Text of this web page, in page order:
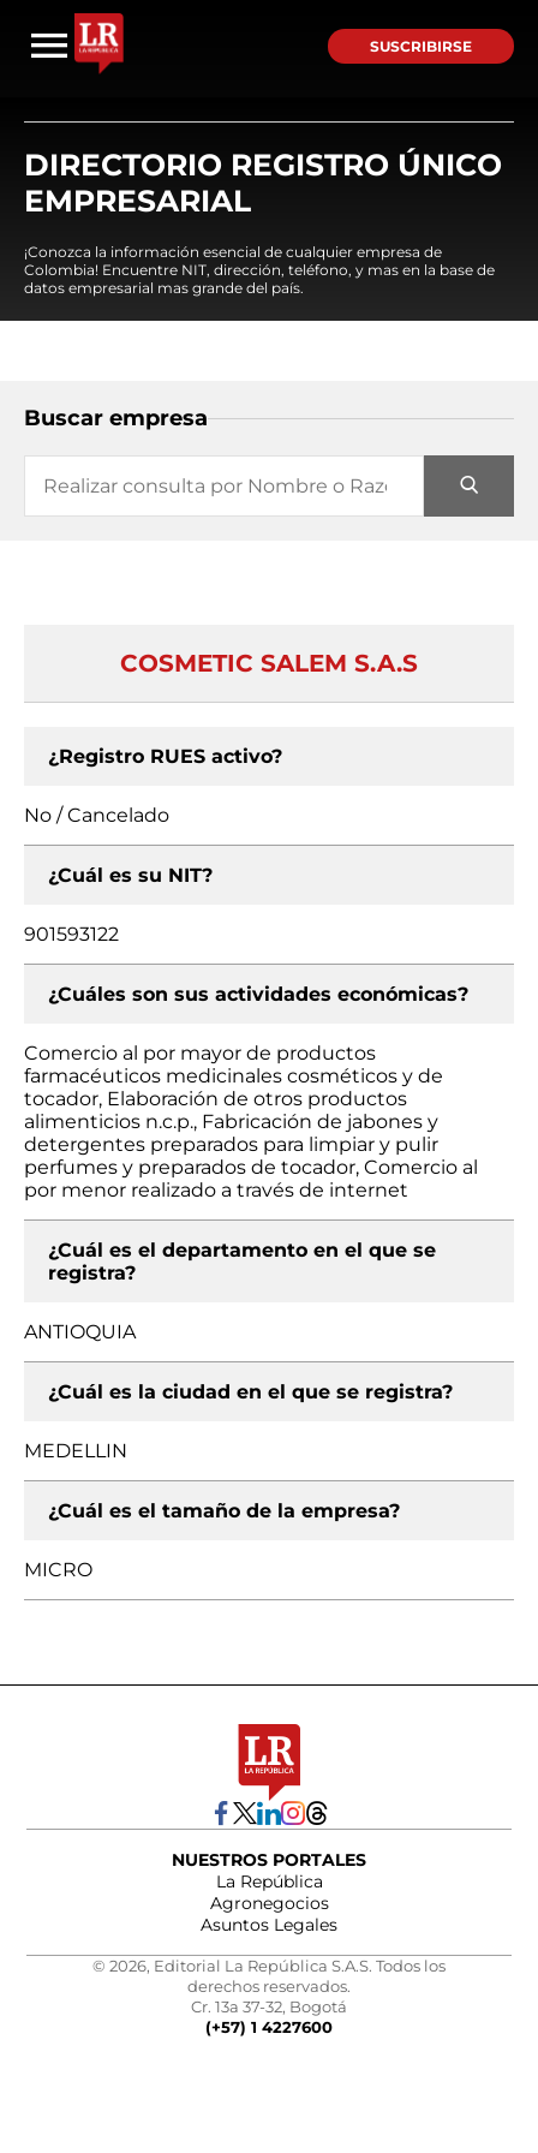
SUSCRIBIRSE
DIRECTORIO REGISTRO ÚNICO
EMPRESARIAL
¡Conozca la información esencial de cualquier empresa de
Colombia! Encuentre NIT, dirección, teléfono, y mas en la base de
datos empresarial mas grande del país.
Buscar empresa
COSMETIC SALEM S.A.S
¿Registro RUES activo?
No / Cancelado
¿Cuál es su NIT?
901593122
¿Cuáles son sus actividades económicas?
Comercio al por mayor de productos
farmacéuticos medicinales cosméticos y de
tocador, Elaboración de otros productos
alimenticios n.c.p., Fabricación de jabones y
detergentes preparados para limpiar y pulir
perfumes y preparados de tocador, Comercio al
por menor realizado a través de internet
¿Cuál es el departamento en el que se
registra?
ANTIOQUIA
¿Cuál es la ciudad en el que se registra?
MEDELLIN
¿Cuál es el tamaño de la empresa?
MICRO
NUESTROS PORTALES
La República
Agronegocios
Asuntos Legales
© 2026, Editorial La República S.A.S. Todos los
derechos reservados.
Cr. 13a 37-32, Bogotá
(+57) 1 4227600